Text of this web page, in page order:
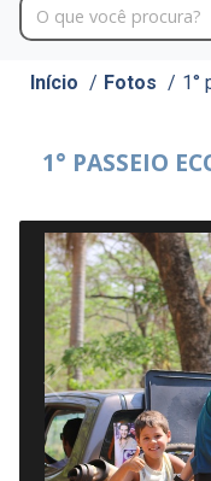
Início / Fotos / 1°
1° PASSEIO